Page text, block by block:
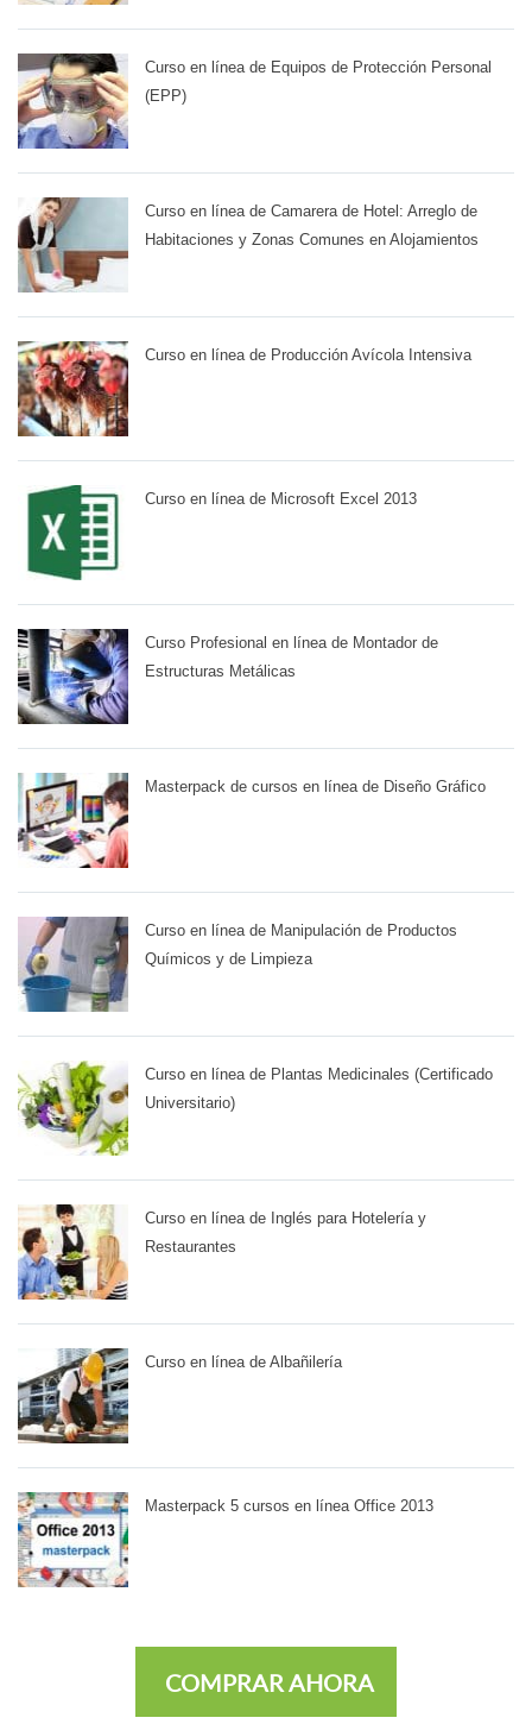
Curso en línea de Equipos de Protección Personal
(EPP)
Curso en línea de Camarera de Hotel: Arreglo de
Habitaciones y Zonas Comunes en Alojamientos
Curso en línea de Producción Avícola Intensiva
Curso en línea de Microsoft Excel 2013
Curso Profesional en línea de Montador de
Estructuras Metálicas
Masterpack de cursos en línea de Diseño Gráfico
Curso en línea de Manipulación de Productos
Químicos y de Limpieza
Curso en línea de Plantas Medicinales (Certificado
Universitario)
Curso en línea de Inglés para Hotelería y
Restaurantes
Curso en línea de Albañilería
Masterpack 5 cursos en línea Office 2013
COMPRAR AHORA